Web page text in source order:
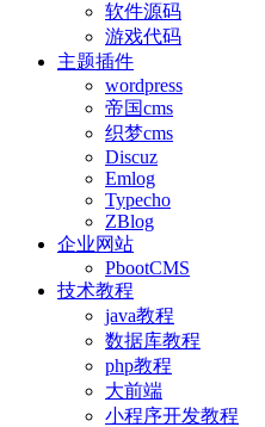
软件源码
游戏代码
主题插件
wordpress
帝国cms
织梦cms
Discuz
Emlog
Typecho
ZBlog
企业网站
PbootCMS
技术教程
java教程
数据库教程
php教程
大前端
小程序开发教程